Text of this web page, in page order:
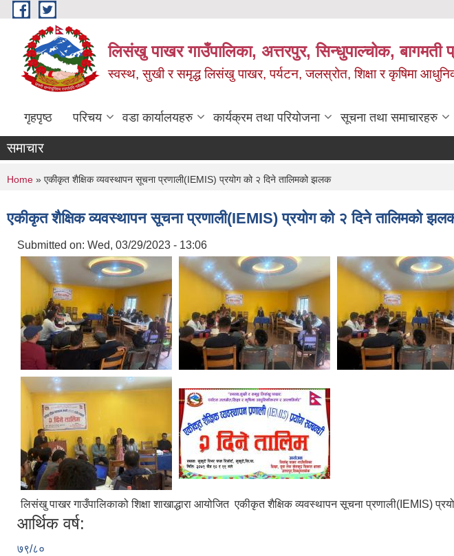
Skip to main content
लिसंखु पाखर गाउँपालिका, अत्तरपुर, सिन्धुपाल्चोक, बागमती
स्वस्थ, सुखी र समृद्ध लिसंखु पाखर, पर्यटन, जलस्रोत, शिक्षा र कृषिमा
गृहपृष्ठ परिचय वडा कार्यालयहरु कार्यक्रम तथा परियोजना सूचना तथा समाचारहरु
समाचार
You are here
Home » एकीकृत शैक्षिक व्यवस्थापन सूचना प्रणाली(IEMIS) प्रयोग को २ दिने तालिमको झलक
एकीकृत शैक्षिक व्यवस्थापन सूचना प्रणाली(IEMIS) प्रयोग को २ दिने तालिमको
Submitted on: Wed, 03/29/2023 - 13:06
लिसंखु पाखर गाउँपालिकाको शिक्षा शाखाद्धारा आयोजित एकीकृत शैक्षिक व्यवस्थापन सूचना प्रणाली(IEMIS)
आर्थिक वर्ष:
७९/८०